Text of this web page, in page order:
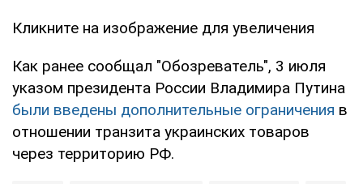
Кликните на изображение для увеличения
Как ранее сообщал "Обозреватель", 3 июля
указом президента России Владимира Путина
были введены дополнительные ограничения в
отношении транзита украинских товаров
через территорию РФ.